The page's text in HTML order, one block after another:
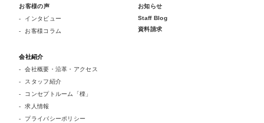
お客様の声
インタビュー
お客様コラム
お知らせ
Staff Blog
資料請求
会社紹介
会社概要・沿革・アクセス
スタッフ紹介
コンセプトルーム「檪」
求人情報
プライバシーポリシー